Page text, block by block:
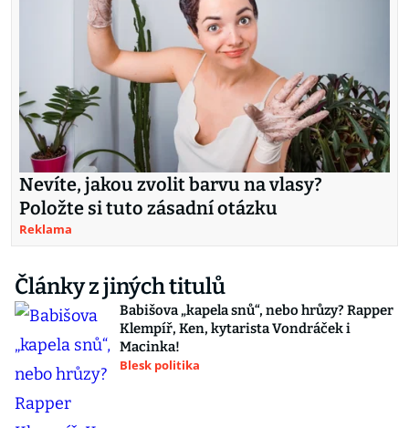
Nevíte, jakou zvolit barvu na vlasy?
Položte si tuto zásadní otázku
Reklama
Články z jiných titulů
Babišova „kapela snů“, nebo hrůzy? Rapper
Klempíř, Ken, kytarista Vondráček i
Macinka!
Blesk politika